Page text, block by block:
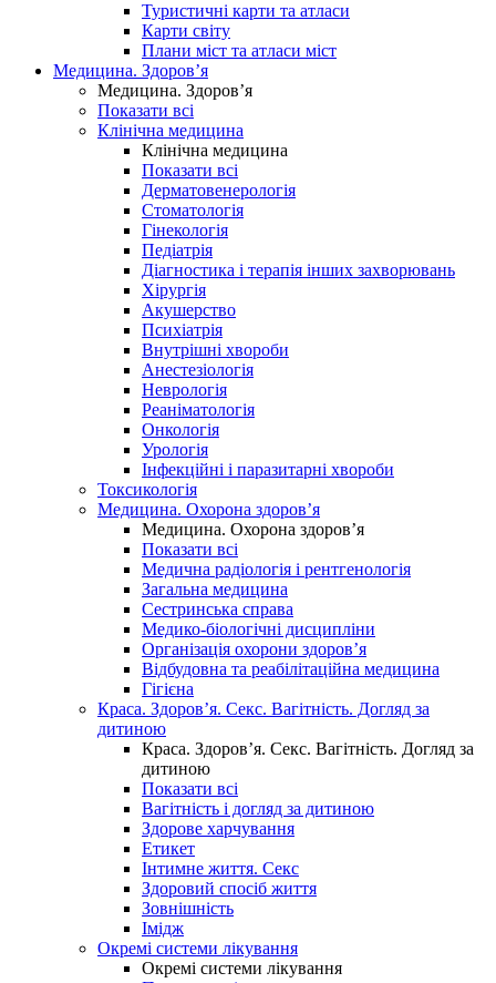
Туристичні карти та атласи
Карти світу
Плани міст та атласи міст
Медицина. Здоров’я
Медицина. Здоров’я
Показати всі
Клінічна медицина
Клінічна медицина
Показати всі
Дерматовенерологія
Стоматологія
Гінекологія
Педіатрія
Діагностика і терапія інших захворювань
Хірургія
Акушерство
Психіатрія
Внутрішні хвороби
Анестезіологія
Неврологія
Реаніматологія
Онкологія
Урологія
Інфекційні і паразитарні хвороби
Токсикологія
Медицина. Охорона здоров’я
Медицина. Охорона здоров’я
Показати всі
Медична радіологія і рентгенологія
Загальна медицина
Сестринська справа
Медико-біологічні дисципліни
Організація охорони здоров’я
Відбудовна та реабілітаційна медицина
Гігієна
Краса. Здоров’я. Секс. Вагітність. Догляд за
дитиною
Краса. Здоров’я. Секс. Вагітність. Догляд за
дитиною
Показати всі
Вагітність і догляд за дитиною
Здорове харчування
Етикет
Інтимне життя. Секс
Здоровий спосіб життя
Зовнішність
Імідж
Окремі системи лікування
Окремі системи лікування